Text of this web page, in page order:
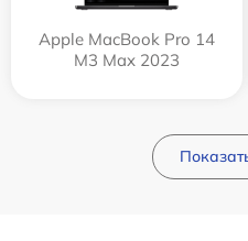
Apple MacBook Pro 14
M3 Max 2023